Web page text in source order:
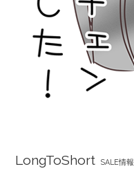
LongToShort SALE情報